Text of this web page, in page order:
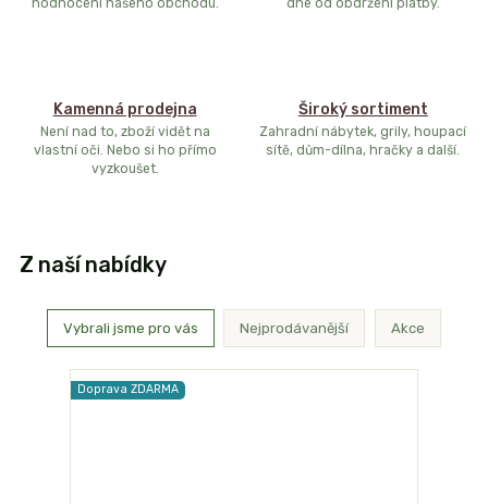
Kamenná prodejna
Není nad to, zboží vidět na
vlastní oči. Nebo si ho přímo
vyzkoušet.
Široký sortiment
Zahradní nábytek, grily, houpací
sítě, dům-dílna, hračky a další.
Z naší nabídky
Vybrali jsme pro vás Nejprodávanější Akce
Doprava ZDARMA